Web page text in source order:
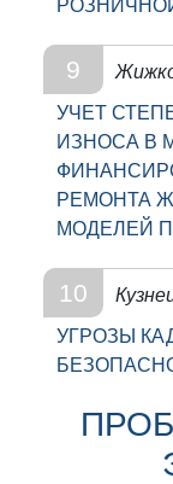
9
УЧЕТ
ИЗНОСА В
РЕМОНТА
МОДЕЛЕЙ
10
УГРОЗЫ